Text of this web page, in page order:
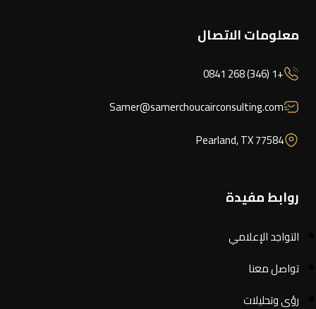
معلومات الاتصال
+1 (346) 268 0841
Samer@samerchoucairconsulting.com
Pearland, TX 77584
روابط مفيدة
التواجد الإعلامي
تواصل معنا
رؤى وتحليلات